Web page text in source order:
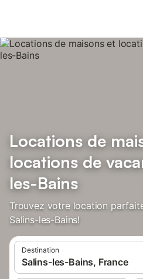
Locations de
locations de
les-Bains
Trouvez votre location
Salins-les-Bains!
Destination
Salins-les-Bains, France